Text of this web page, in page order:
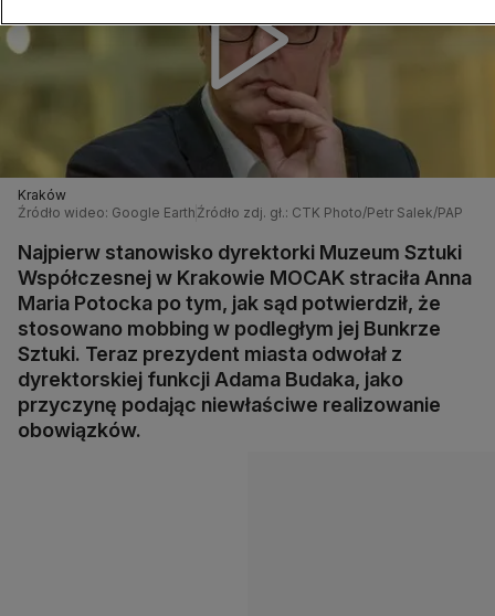
Kraków
Źródło wideo: Google Earth Źródło zdj. gł.: CTK Photo/Petr Salek/PAP
Najpierw stanowisko dyrektorki Muzeum Sztuki
Współczesnej w Krakowie MOCAK straciła Anna
Maria Potocka po tym, jak sąd potwierdził, że
stosowano mobbing w podległym jej Bunkrze
Sztuki. Teraz prezydent miasta odwołał z
dyrektorskiej funkcji Adama Budaka, jako
przyczynę podając niewłaściwe realizowanie
obowiązków.